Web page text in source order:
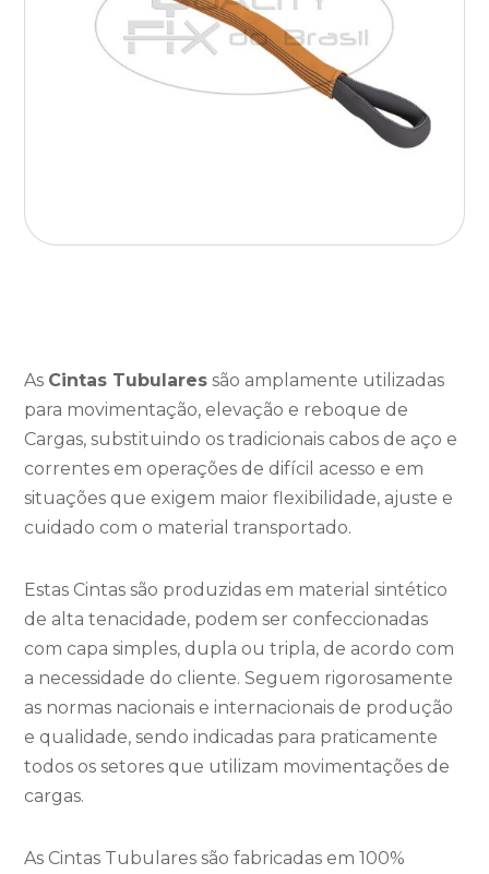
As Cintas Tubulares são amplamente utilizadas
para movimentação, elevação e reboque de
Cargas, substituindo os tradicionais cabos de aço e
correntes em operações de difícil acesso e em
situações que exigem maior flexibilidade, ajuste e
cuidado com o material transportado.
Estas Cintas são produzidas em material sintético
de alta tenacidade, podem ser confeccionadas
com capa simples, dupla ou tripla, de acordo com
a necessidade do cliente. Seguem rigorosamente
as normas nacionais e internacionais de produção
e qualidade, sendo indicadas para praticamente
todos os setores que utilizam movimentações de
cargas.
As Cintas Tubulares são fabricadas em 100%